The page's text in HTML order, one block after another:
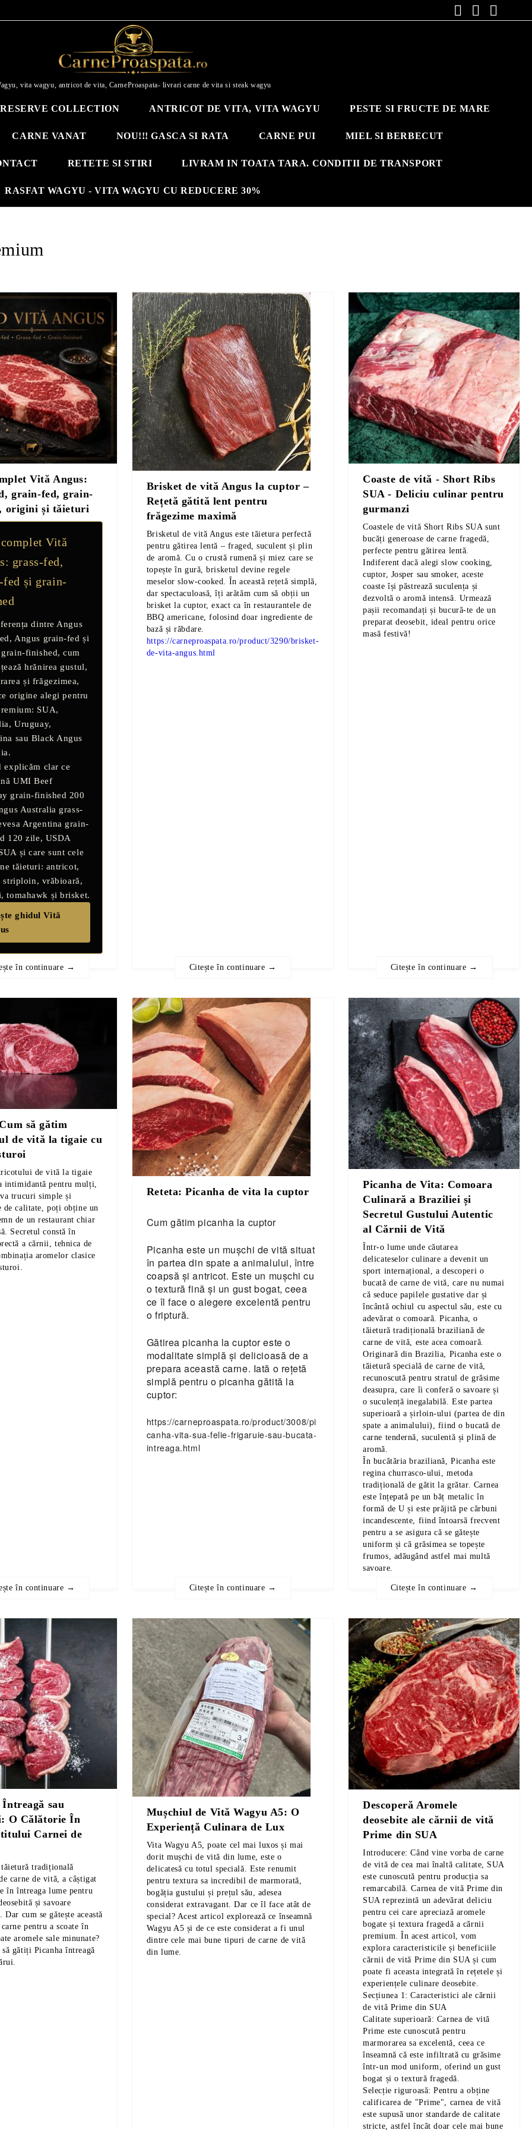
vita wagyu, antricot de vita, CarneProaspata- livrari carne de vita si steak wagyu
COLLECTION ANTRICOT DE VITA, VITA WAGYU PESTE SI FRUCTE DE MARE
CARNE VANAT NOU!!! GASCA SI RATA CARNE PUI MIEL SI BERBECUT
RETETE SI STIRI LIVRAM IN TOATA TARA. CONDITII DE TRANSPORT
RASFAT WAGYU - VITA WAGYU CU REDUCERE 30%
Vită Angus:
grain-fed, grain-
origini și tăieturi
Vită
grass-fed,
fed și grain-
dintre Angus
, Angus grain-fed și
finished, cum
hrănirea gustul,
și frăgezimea,
origine alegi pentru
SUA,
Uruguay,
sau Black Angus
.
explicăm clar ce
UMI Beef
grain-finished 200
Australia grass-
Argentina grain-
120 zile, USDA
și care sunt cele
tăieturi: antricot,
striploin, vrăbioară,
tomahawk și brisket.
ghidul Vită
în continuare →
Brisket de vită Angus la cuptor –
Rețetă gătită lent pentru
frăgezime maximă
Brisketul de vită Angus este tăietura perfectă
pentru gătirea lentă – fraged, suculent și plin
de aromă. Cu o crustă rumenă și miez care se
topește în gură, brisketul devine regele
meselor slow-cooked. În această rețetă simplă,
dar spectaculoasă, îți arătăm cum să obții un
brisket la cuptor, exact ca în restaurantele de
BBQ americane, folosind doar ingrediente de
bază și răbdare.
https://carneproaspata.ro/product/3290/brisket-
de-vita-angus.html
Citește în continuare →
Coaste de vită - Short Ribs
SUA - Deliciu culinar pentru
gurmanzi
Coastele de vită Short Ribs SUA sunt
bucăți generoase de carne fragedă,
perfecte pentru gătirea lentă.
Indiferent dacă alegi slow cooking,
cuptor, Josper sau smoker, aceste
coaste își păstrează suculența și
dezvoltă o aromă intensă. Urmează
pașii recomandați și bucură-te de un
preparat deosebit, ideal pentru orice
masă festivă!
Citește în continuare →
să gătim
de vită la tigaie cu
de vită la tigaie
intimidantă pentru mulți,
trucuri simple și
de calitate, poți obține un
de un restaurant chiar
Secretul constă în
a cărnii, tehnica de
aromelor clasice
în continuare →
Reteta: Picanha de vita la cuptor
Cum gătim picanha la cuptor
Picanha este un mușchi de vită situat
în partea din spate a animalului, între
coapsă și antricot. Este un mușchi cu
o textură fină și un gust bogat, ceea
ce îl face o alegere excelentă pentru
o friptură.
Gătirea picanha la cuptor este o
modalitate simplă și delicioasă de a
prepara această carne. Iată o rețetă
simplă pentru o picanha gătită la
cuptor:
https://carneproaspata.ro/product/3008/pi
canha-vita-sua-felie-frigaruie-sau-bucata-
intreaga.html
Citește în continuare →
Picanha de Vita: Comoara
Culinară a Braziliei și
Secretul Gustului Autentic
al Cărnii de Vită
Într-o lume unde căutarea
delicateselor culinare a devenit un
sport internațional, a descoperi o
bucată de carne de vită, care nu numai
că seduce papilele gustative dar și
încântă ochiul cu aspectul său, este cu
adevărat o comoară. Picanha, o
tăietură tradițională braziliană de
carne de vită, este acea comoară.
Originară din Brazilia, Picanha este o
tăietură specială de carne de vită,
recunoscută pentru stratul de grăsime
deasupra, care îi conferă o savoare și
o suculență inegalabilă. Este partea
superioară a șirloin-ului (partea de din
spate a animalului), fiind o bucată de
carne tendernă, suculentă și plină de
aromă.
În bucătăria braziliană, Picanha este
regina churrasco-ului, metoda
tradițională de gătit la grătar. Carnea
este înțepată pe un băț metalic în
formă de U și este prăjită pe cărbuni
incandescente, fiind întoarsă frecvent
pentru a se asigura că se gătește
uniform și că grăsimea se topește
frumos, adăugând astfel mai multă
savoare.
Citește în continuare →
Întreagă sau
O Călătorie În
Carnei de
tradițională
carne de vită, a câștigat
în întreaga lume pentru
și savoare
Dar cum se gătește această
pentru a scoate în
aromele sale minunate?
gătiți Picanha întreagă
Mușchiul de Vită Wagyu A5: O
Experiență Culinara de Lux
Vita Wagyu A5, poate cel mai luxos și mai
dorit mușchi de vită din lume, este o
delicatesă cu totul specială. Este renumit
pentru textura sa incredibil de marmorată,
bogăția gustului și prețul său, adesea
considerat extravagant. Dar ce îl face atât de
special? Acest articol explorează ce înseamnă
Wagyu A5 și de ce este considerat a fi unul
dintre cele mai bune tipuri de carne de vită
din lume.
Descoperă Aromele
deosebite ale cărnii de vită
Prime din SUA
Introducere: Când vine vorba de carne
de vită de cea mai înaltă calitate, SUA
este cunoscută pentru producția sa
remarcabilă. Carnea de vită Prime din
SUA reprezintă un adevărat deliciu
pentru cei care apreciază aromele
bogate și textura fragedă a cărnii
premium. În acest articol, vom
explora caracteristicile și beneficiile
cărnii de vită Prime din SUA și cum
poate fi aceasta integrată în rețetele și
experiențele culinare deosebite.
Secțiunea 1: Caracteristici ale cărnii
de vită Prime din SUA
Calitate superioară: Carnea de vită
Prime este cunoscută pentru
marmorarea sa excelentă, ceea ce
înseamnă că este infiltrată cu grăsime
într-un mod uniform, oferind un gust
bogat și o textură fragedă.
Selecție riguroasă: Pentru a obține
calificarea de "Prime", carnea de vită
este supusă unor standarde de calitate
stricte, astfel încât doar cele mai bune